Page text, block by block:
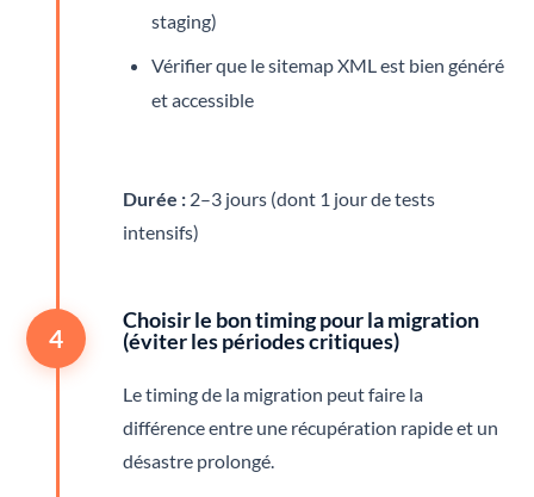
staging)
Vérifier que le sitemap XML est bien généré
et accessible
Durée : 2–3 jours (dont 1 jour de tests
intensifs)
4
Choisir le bon timing pour la migration
(éviter les périodes critiques)
Le timing de la migration peut faire la
différence entre une récupération rapide et un
désastre prolongé.